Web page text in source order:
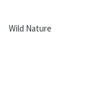
Wild Nature